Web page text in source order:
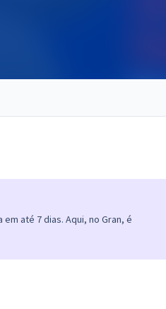
até 7 dias. Aqui, no Gran, é